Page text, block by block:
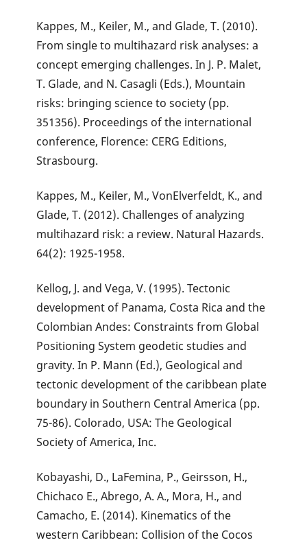
Kappes, M., Keiler, M., and Glade, T. (2010).
From single to multihazard risk analyses: a
concept emerging challenges. In J. P. Malet,
T. Glade, and N. Casagli (Eds.), Mountain
risks: bringing science to society (pp.
351356). Proceedings of the international
conference, Florence: CERG Editions,
Strasbourg.
Kappes, M., Keiler, M., VonElverfeldt, K., and
Glade, T. (2012). Challenges of analyzing
multihazard risk: a review. Natural Hazards.
64(2): 1925-1958.
Kellog, J. and Vega, V. (1995). Tectonic
development of Panama, Costa Rica and the
Colombian Andes: Constraints from Global
Positioning System geodetic studies and
gravity. In P. Mann (Ed.), Geological and
tectonic development of the caribbean plate
boundary in Southern Central America (pp.
75-86). Colorado, USA: The Geological
Society of America, Inc.
Kobayashi, D., LaFemina, P., Geirsson, H.,
Chichaco E., Abrego, A. A., Mora, H., and
Camacho, E. (2014). Kinematics of the
western Caribbean: Collision of the Cocos